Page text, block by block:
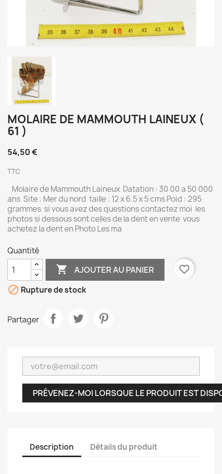
MOLAIRE DE MAMMOUTH LAINEUX (
61 )
54,50 €
TTC
Molaire de Mammouth Laineux Datation : 30 00 a 50 000
ans Site : Mer du nord taille : 12 x 6.5 x 5 cms Poid : 295
grammes si vous avez des questions contactez moi les
photos si dessous sont celles de la dent en vente vous
achetez la dent en Photo Les ma
Quantité
 AJOUTER AU PANIER
favorite_border
 Rupture de stock
Partager
PRÉVENEZ-MOI LORSQUE LE PRODUIT EST
Description Détails du produit